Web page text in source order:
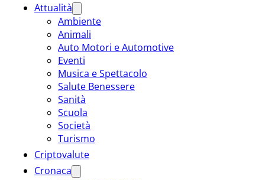
Attualità
Ambiente
Animali
Auto Motori e Automotive
Eventi
Musica e Spettacolo
Salute Benessere
Sanità
Scuola
Società
Turismo
Criptovalute
Cronaca